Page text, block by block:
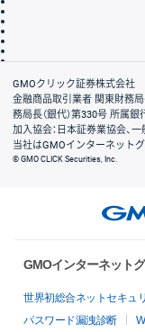
会社案内
GMOクリック証券株式会社
金融商品取引業者 関東財務局
務局長（銀代）第330号 所属
加入協会：日本証券業協会、
当社はGMOインターネットグ
© GMO CLICK Securities, Inc.
GMOインターネット
世界初総合ネットセキュ
パスワード漏洩診断